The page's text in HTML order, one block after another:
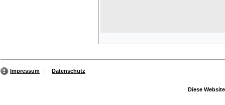
Impressum Datenschutz
Diese